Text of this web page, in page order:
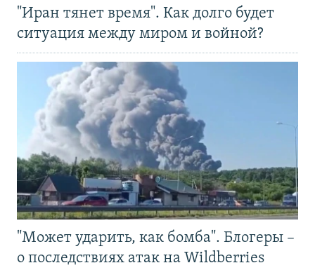
"Иран тянет время". Как долго будет
ситуация между миром и войной?
"Может ударить, как бомба". Блогеры –
о последствиях атак на Wildberries